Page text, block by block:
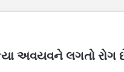
અવયવને લગતો રોગ